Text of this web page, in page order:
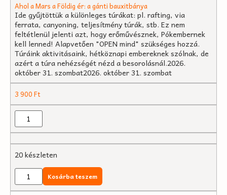
Ahol a Mars a Földig ér: a gánti bauxitbánya
Ide gyűjtöttük a különleges túrákat: pl. rafting, via
ferrata, canyoning, teljesítmény túrák, stb. Ez nem
feltétlenül jelenti azt, hogy erőművésznek, Pókembernek
kell lenned! Alapvetően "OPEN mind" szükséges hozzá.
Túráink aktivitásaink, hétköznapi embereknek szólnak, de
azért a túra nehézségét nézd a besorolásnál.2026.
október 31. szombat2026. október 31. szombat
3 900Ft
20 készleten
Kosárba teszem